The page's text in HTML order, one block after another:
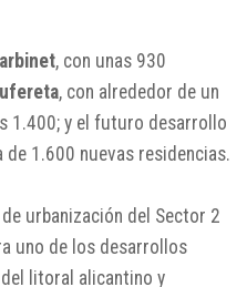
, con unas 930
, con alrededor de un
1.400; y el futuro desarrollo
de 1.600 nuevas residencias.
urbanización del Sector 2
uno de los desarrollos
litoral alicantino y